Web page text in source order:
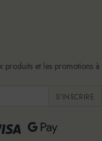
produits et les promotions à